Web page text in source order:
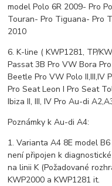
model Polo 6R 2009- Pro
Touran- Pro Tiguana- Pro
2010
6. K-line ( KWP1281, TP/
Passat 3B Pro VW Bora
Beetle Pro VW Polo II,III,IV
Pro Seat Leon I Pro Seat
Ibiza II, III, IV Pro Au-di
Poznámky k Au-di A4:
1. Varianta A4 8E model
není připojen k
na linii K (Požadované
KWP2000 a KWP1281 it.